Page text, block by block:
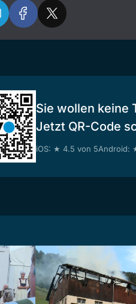
Sie wollen keine
Jetzt QR-Code
iOS: ★ 4.5 von 5Android: